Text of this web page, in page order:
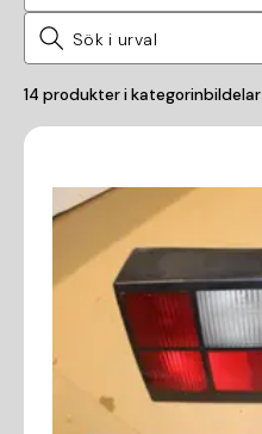
14 produkter i kategorinbildelar